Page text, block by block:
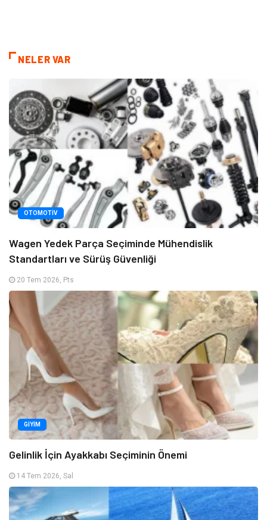
NELER VAR
OTOMOTIV
Wagen Yedek Parça Seçiminde Mühendislik
Standartları ve Sürüş Güvenliği
20 Tem 2026, Pts
GIYIM
Gelinlik İçin Ayakkabı Seçiminin Önemi
14 Tem 2026, Sal